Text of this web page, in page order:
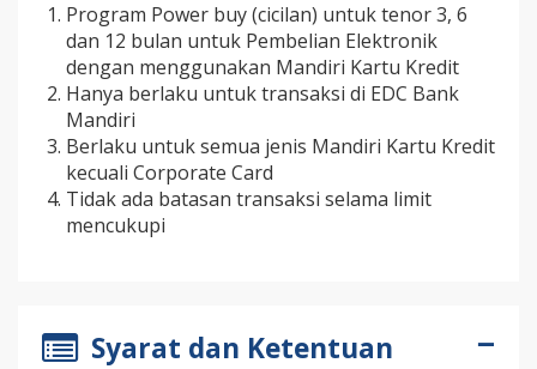
Program Power buy (cicilan) untuk tenor 3, 6
dan 12 bulan untuk Pembelian Elektronik
dengan menggunakan Mandiri Kartu Kredit
Hanya berlaku untuk transaksi di EDC Bank
Mandiri
Berlaku untuk semua jenis Mandiri Kartu Kredit
kecuali Corporate Card
Tidak ada batasan transaksi selama limit
mencukupi
Syarat dan Ketentuan